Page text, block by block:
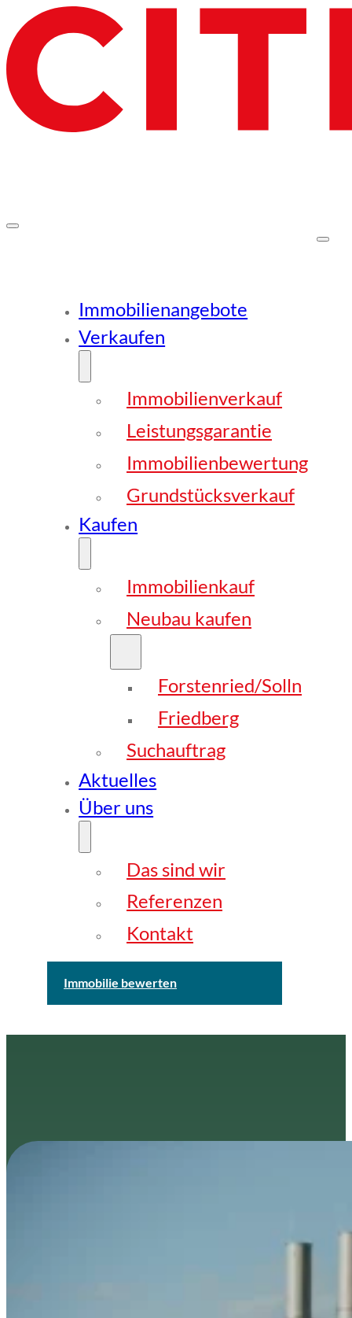
Immobilienangebote
Verkaufen
Immobilienverkauf
Leistungsgarantie
Immobilienbewertung
Grundstücksverkauf
Kaufen
Immobilienkauf
Neubau kaufen
Forstenried/Solln
Friedberg
Suchauftrag
Aktuelles
Über uns
Das sind wir
Referenzen
Kontakt
Immobilie bewerten